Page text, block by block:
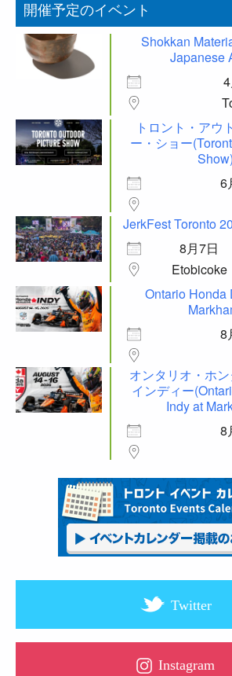
開催予定のイベント
Shokkan
Japanese
トロント・アウ
ー・ショー
6
JerkFest Toronto
8月7日
Etobicoke
Ontario Honda
8
オンタリオ・ホ
インディー
Indy at
8
Twitter
Instagram